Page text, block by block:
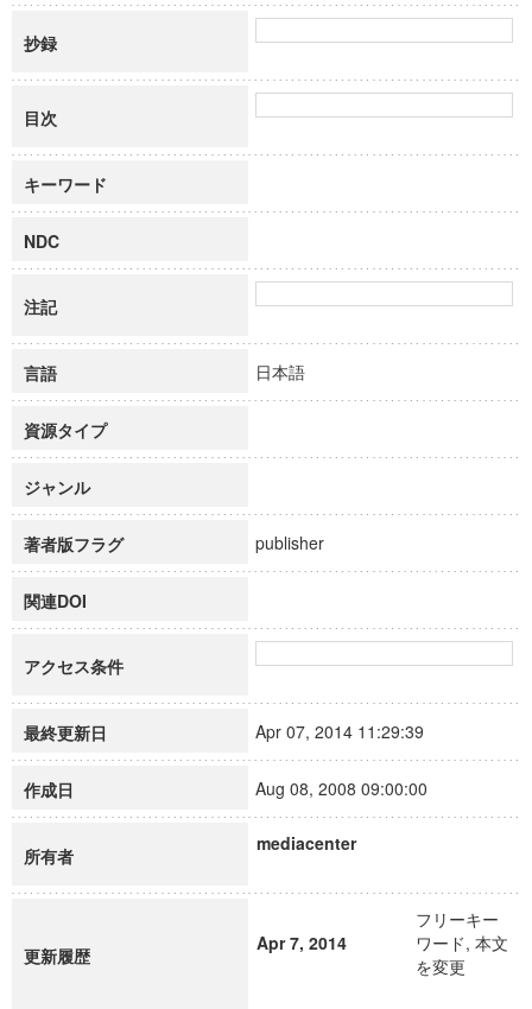
抄録
目次
キーワード
NDC
注記
言語 日本語
資源タイプ
ジャンル
著者版フラグ publisher
関連DOI
アクセス条件
最終更新日 Apr 07, 2014 11:29:39
作成日 Aug 08, 2008 09:00:00
所有者
mediacenter
更新履歴
Apr 7, 2014
フリーキー
ワード, 本文
を変更